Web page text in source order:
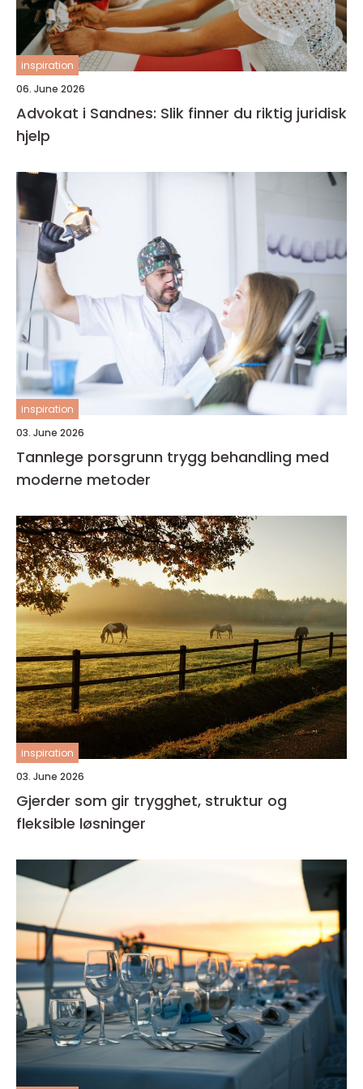
inspiration
06. June 2026
Advokat i Sandnes: Slik finner du riktig juridisk
hjelp
inspiration
03. June 2026
Tannlege porsgrunn trygg behandling med
moderne metoder
inspiration
03. June 2026
Gjerder som gir trygghet, struktur og
fleksible løsninger